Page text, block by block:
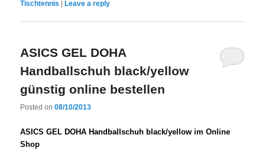
Tischtennis Leave a reply
ASICS GEL DOHA
Handballschuh black/yellow
günstig online bestellen
Posted on08/10/2013
ASICS GEL DOHA Handballschuh black/yellow im Online
Shop